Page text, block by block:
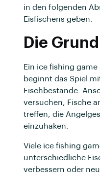
in den folgenden
Eisfischens geben.
Die
Ein ice fishing
beginnt das Spiel
Fischbestände.
versuchen, Fische
treffen, die
einzuhaken.
Viele ice fishing
unterschiedliche
verbessern oder